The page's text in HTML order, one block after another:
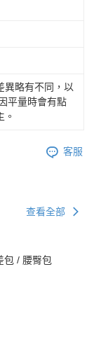
異略有不同，以
平量時會有點
客服
查看全部
包 / 腰臀包